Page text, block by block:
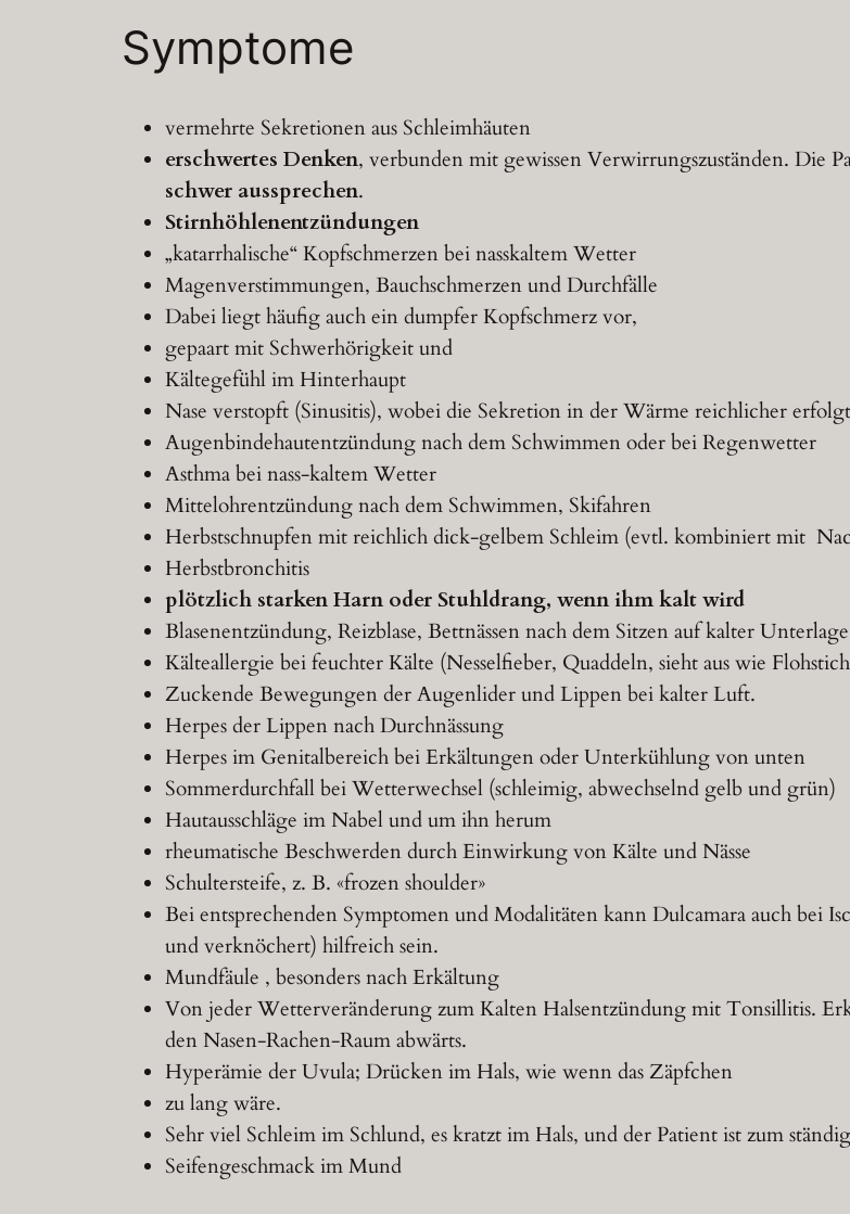
Symptome
vermehrte Sekretionen aus Schleimhäuten
erschwertes Denken, verbunden mit gewissen Verwirrungszuständen. Die
schwer aussprechen.
Stirnhöhlenentzündungen
„katarrhalische“ Kopfschmerzen bei nasskaltem Wetter
Magenverstimmungen, Bauchschmerzen und Durchfälle
Dabei liegt häufig auch ein dumpfer Kopfschmerz vor,
gepaart mit Schwerhörigkeit und
Kältegefühl im Hinterhaupt
Nase verstopft (Sinusitis), wobei die Sekretion in der Wärme reichlicher erfolgt
Augenbindehautentzündung nach dem Schwimmen oder bei Regenwetter
Asthma bei nass-kaltem Wetter
Mittelohrentzündung nach dem Schwimmen, Skifahren
Herbstschnupfen mit reichlich dick-gelbem Schleim (evtl. kombiniert mit
Herbstbronchitis
plötzlich starken Harn oder Stuhldrang, wenn ihm kalt wird
Blasenentzündung, Reizblase, Bettnässen nach dem Sitzen auf kalter
Kälteallergie bei feuchter Kälte (Nesselfieber, Quaddeln, sieht aus wie
Zuckende Bewegungen der Augenlider und Lippen bei kalter Luft.
Herpes der Lippen nach Durchnässung
Herpes im Genitalbereich bei Erkältungen oder Unterkühlung von unten
Sommerdurchfall bei Wetterwechsel (schleimig, abwechselnd gelb und grün)
Hautausschläge im Nabel und um ihn herum
rheumatische Beschwerden durch Einwirkung von Kälte und Nässe
Schultersteife, z. B. «frozen shoulder»
Bei entsprechenden Symptomen und Modalitäten kann Dulcamara auch bei
und verknöchert) hilfreich sein.
Mundfäule , besonders nach Erkältung
Von jeder Wetterveränderung zum Kalten Halsentzündung mit Tonsillitis.
den Nasen-Rachen-Raum abwärts.
Hyperämie der Uvula; Drücken im Hals, wie wenn das Zäpfchen
zu lang wäre.
Sehr viel Schleim im Schlund, es kratzt im Hals, und der Patient ist zum
Seifengeschmack im Mund